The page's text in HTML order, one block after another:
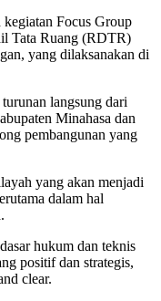
Focus Group
Tata Ruang (RDTR)
yang dilaksanakan di
langsung dari
Minahasa dan
pembangunan yang
yang akan menjadi
dalam hal
hukum dan teknis
positif dan strategis,
clear.